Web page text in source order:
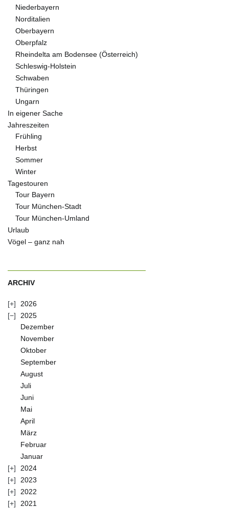
Niederbayern
Norditalien
Oberbayern
Oberpfalz
Rheindelta am Bodensee (Österreich)
Schleswig-Holstein
Schwaben
Thüringen
Ungarn
In eigener Sache
Jahreszeiten
Frühling
Herbst
Sommer
Winter
Tagestouren
Tour Bayern
Tour München-Stadt
Tour München-Umland
Urlaub
Vögel – ganz nah
ARCHIV
2026
2025
Dezember
November
Oktober
September
August
Juli
Juni
Mai
April
März
Februar
Januar
2024
2023
2022
2021